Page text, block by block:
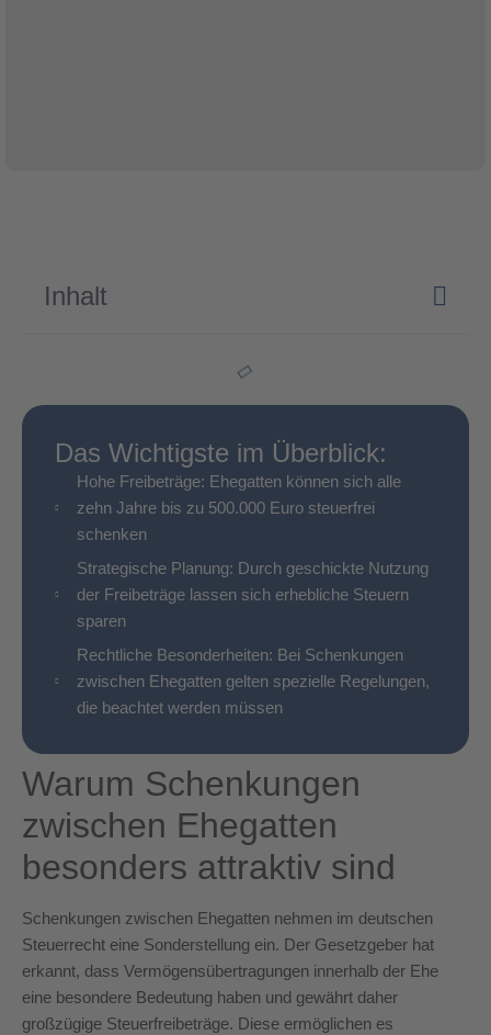
Inhalt
Das Wichtigste im Überblick:
Hohe Freibeträge: Ehegatten können sich alle
zehn Jahre bis zu 500.000 Euro steuerfrei
schenken
Strategische Planung: Durch geschickte Nutzung
der Freibeträge lassen sich erhebliche Steuern
sparen
Rechtliche Besonderheiten: Bei Schenkungen
zwischen Ehegatten gelten spezielle Regelungen,
die beachtet werden müssen
Warum Schenkungen
zwischen Ehegatten
besonders attraktiv sind
Schenkungen zwischen Ehegatten nehmen im deutschen
Steuerrecht eine Sonderstellung ein. Der Gesetzgeber hat
erkannt, dass Vermögensübertragungen innerhalb der Ehe
eine besondere Bedeutung haben und gewährt daher
großzügige Steuerfreibeträge. Diese ermöglichen es